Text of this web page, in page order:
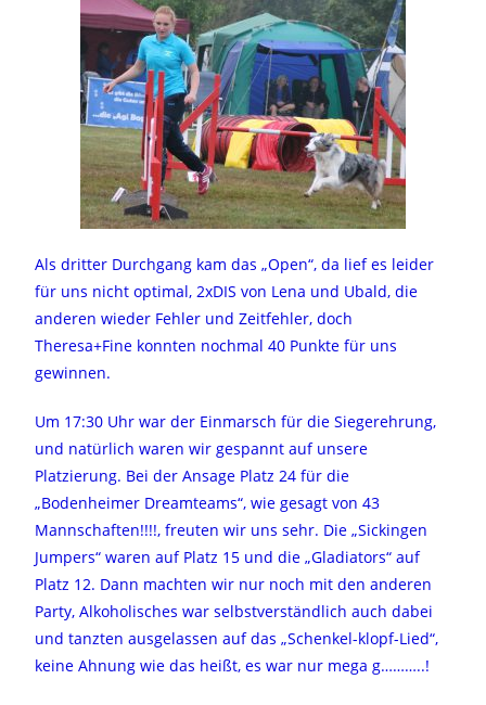
Als dritter Durchgang kam das „Open“, da lief es leider
für uns nicht optimal, 2xDIS von Lena und Ubald, die
anderen wieder Fehler und Zeitfehler, doch
Theresa+Fine konnten nochmal 40 Punkte für uns
gewinnen.
Um 17:30 Uhr war der Einmarsch für die Siegerehrung,
und natürlich waren wir gespannt auf unsere
Platzierung. Bei der Ansage Platz 24 für die
„Bodenheimer Dreamteams“, wie gesagt von 43
Mannschaften!!!!, freuten wir uns sehr. Die „Sickingen
Jumpers“ waren auf Platz 15 und die „Gladiators“ auf
Platz 12. Dann machten wir nur noch mit den anderen
Party, Alkoholisches war selbstverständlich auch dabei
und tanzten ausgelassen auf das „Schenkel-klopf-Lied“,
keine Ahnung wie das heißt, es war nur mega g………..!